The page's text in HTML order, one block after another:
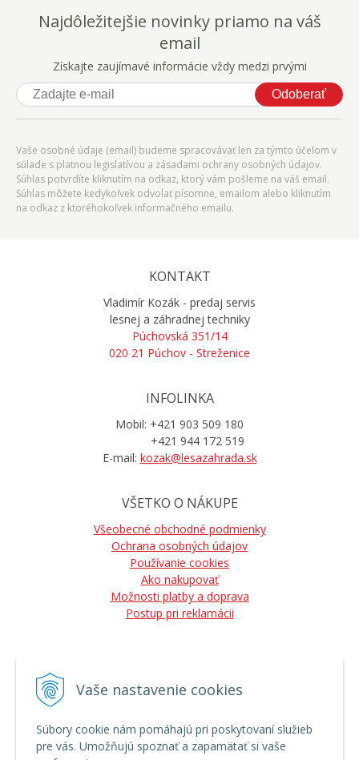
Vaše nastavenie cookies
Súbory cookie nám pomáhajú pri poskytovaní služieb
pre vás. Umožňujú spoznať a zapamätať si vaše
Najdôležitejšie novinky priamo na váš
email
Získajte zaujímavé informácie vždy medzi prvými
Odoberať
Vaše osobné údaje (email) budeme spracovávať len za týmto účelom v
súlade s platnou legislatívou a zásadami ochrany osobných údajov.
Súhlas potvrdíte kliknutím na odkaz, ktorý vám pošleme na váš email.
Súhlas môžete kedykoľvek odvolať písomne, emailom alebo kliknutím
na odkaz z ktoréhokoľvek informačného emailu.
KONTAKT
Vladimír Kozák - predaj servis
lesnej a záhradnej techniky
Púchovská 351/14
020 21 Púchov - Streženice
INFOLINKA
Mobil: +421 903 509 180
+421 944 172 519
E-mail: kozak@lesazahrada.sk
VŠETKO O NÁKUPE
Všeobecné obchodné podmienky
Ochrana osobných údajov
Používanie cookies
Ako nakupovať
Možnosti platby a doprava
Postup pri reklamácii